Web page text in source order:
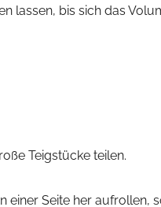
Teigstücke teilen.